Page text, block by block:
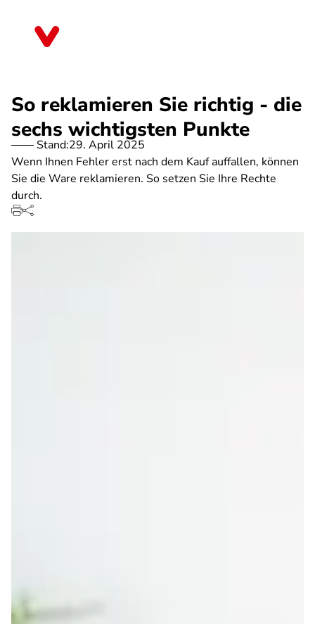
So reklamieren Sie richtig - die
sechs wichtigsten Punkte
Stand:29. April 2025
Wenn Ihnen Fehler erst nach dem Kauf auffallen, können
Sie die Ware reklamieren. So setzen Sie Ihre Rechte
durch.